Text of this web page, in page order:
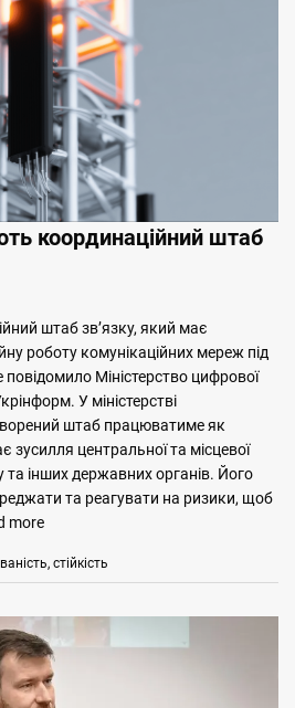
координаційний штаб
штаб звʼязку, який має
роботу комунікаційних мереж під
Міністерство цифрової
У міністерстві
штаб працюватиме як
зусилля центральної та місцевої
та інших державних органів. Його
та реагувати на ризики, щоб
more
, стійкість